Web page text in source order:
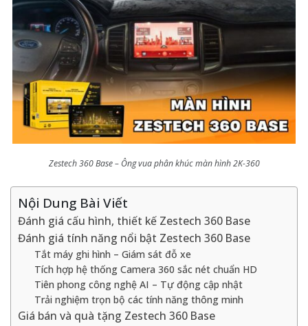
Zestech 360 Base – Ông vua phân khúc màn hình 2K-360
Nội Dung Bài Viết
Đánh giá cấu hình, thiết kế Zestech 360 Base
Đánh giá tính năng nổi bật Zestech 360 Base
Tắt máy ghi hình – Giám sát đỗ xe
Tích hợp hệ thống Camera 360 sắc nét chuẩn HD
Tiên phong công nghệ AI – Tự động cập nhật
Trải nghiệm trọn bộ các tính năng thông minh
Giá bán và quà tặng Zestech 360 Base